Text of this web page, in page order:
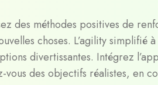
des méthodes positives de
choses. L’agility simplifié
divertissantes. Intégrez
des objectifs réalistes, en